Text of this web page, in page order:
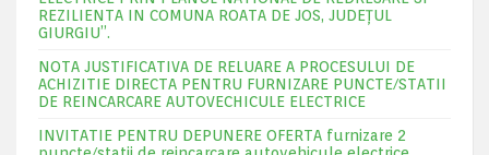
REZILIENTA IN COMUNA ROATA DE JOS, JUDEŢUL
GIURGIU”.
NOTA JUSTIFICATIVA DE RELUARE A PROCESULUI DE
ACHIZITIE DIRECTA PENTRU FURNIZARE PUNCTE/STATII
DE REINCARCARE AUTOVECHICULE ELECTRICE
INVITATIE PENTRU DEPUNERE OFERTA furnizare 2